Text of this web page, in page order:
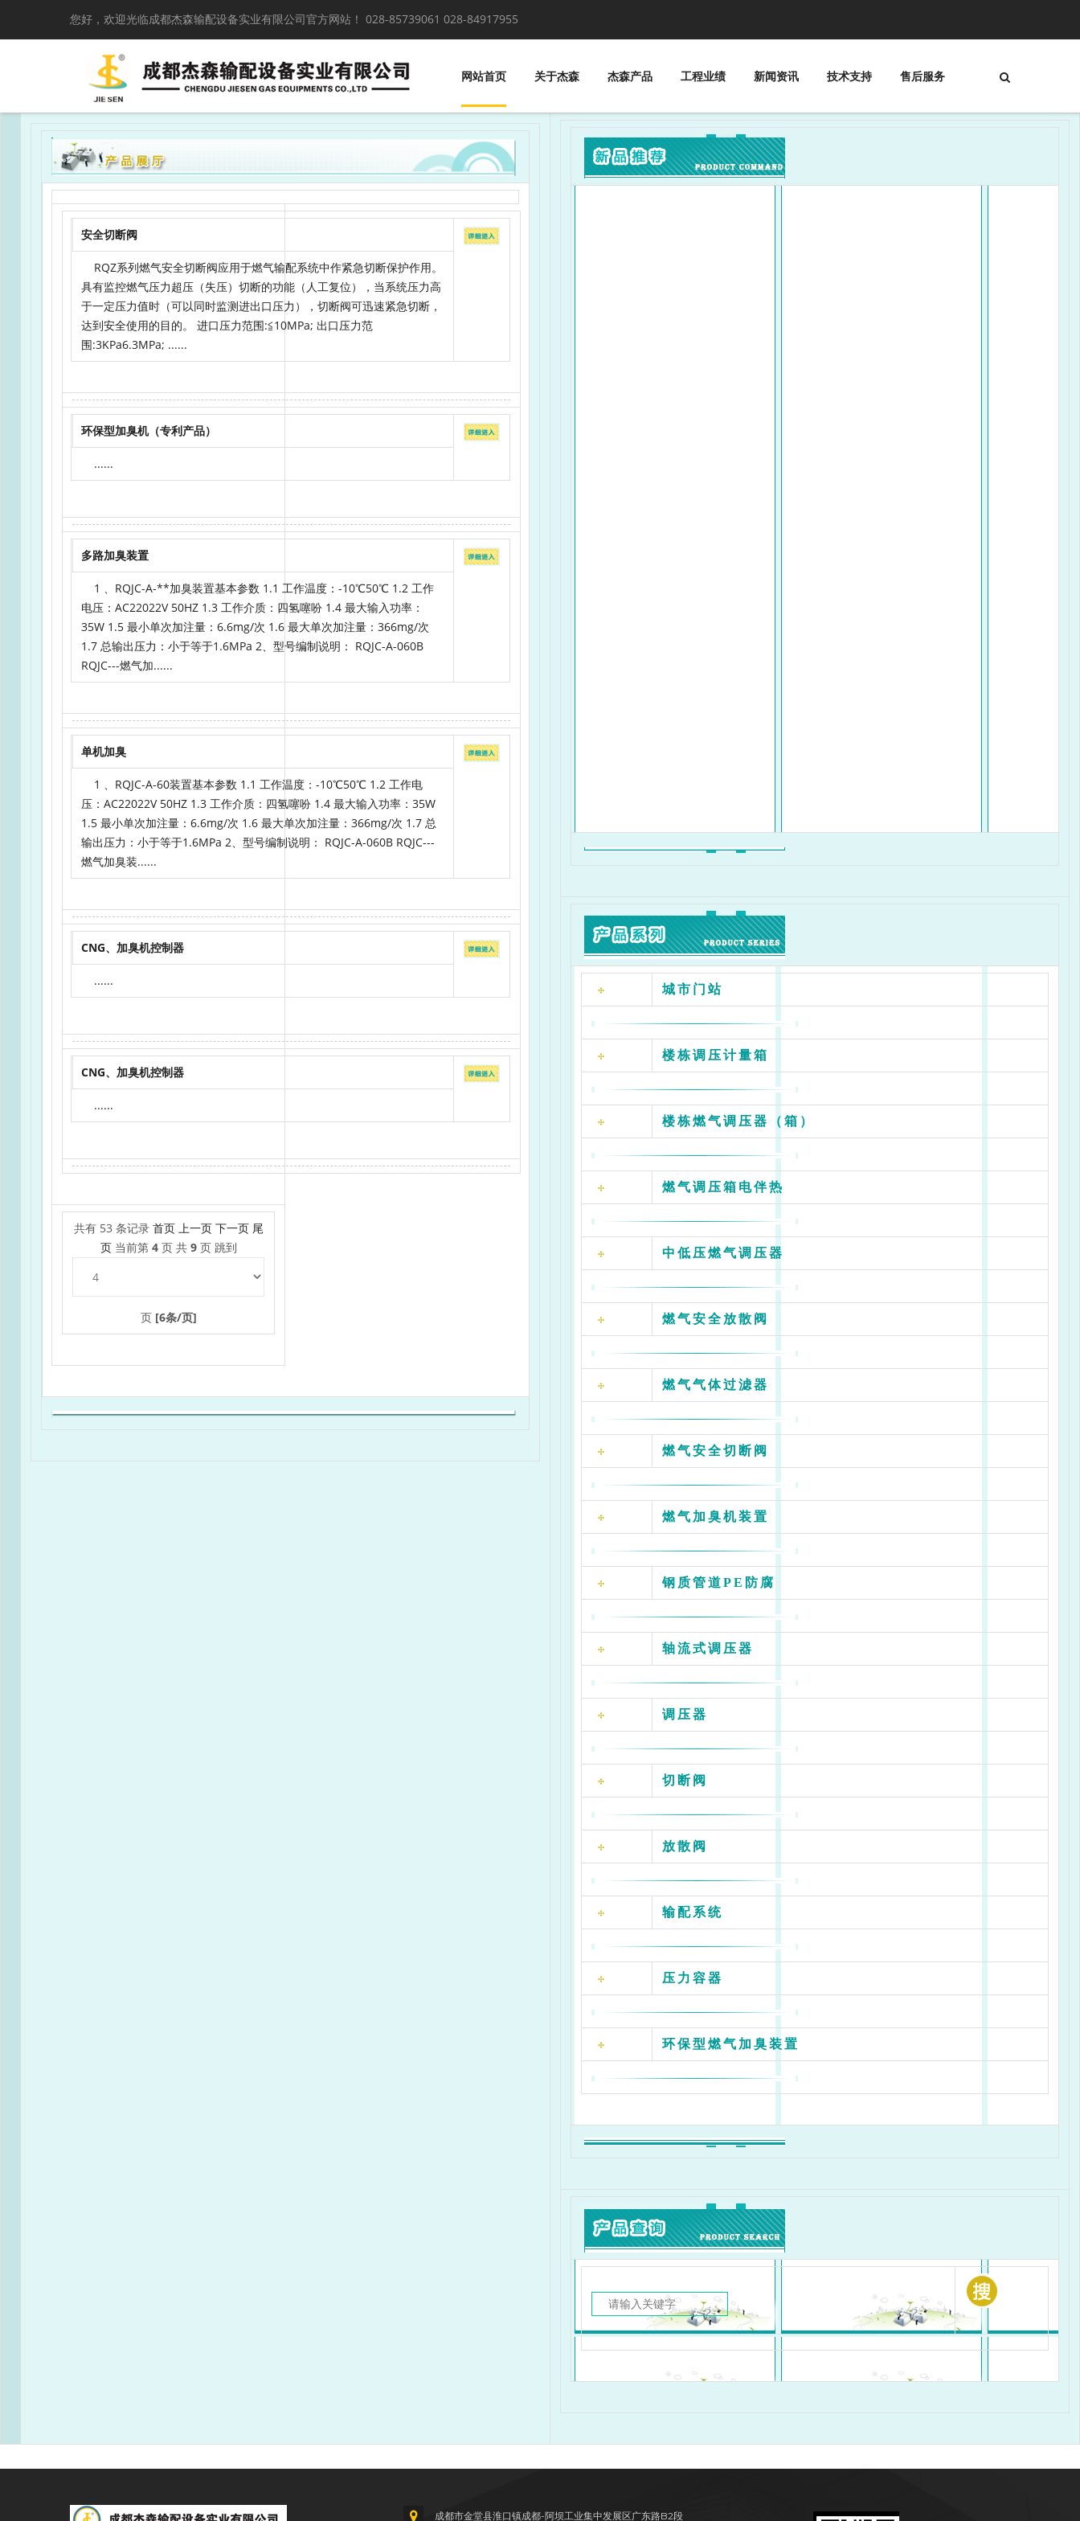
您好，欢迎光临成都杰森输配设备实业有限公司官方网站！ 028-85739061 028-84917955
网站首页 关于杰森 杰森产品 工程业绩 新闻资讯 技术支持 售后服务
安全切断阀
RQZ系列燃气安全切断阀应用于燃气输配系统中作紧急切断保护作用。
具有监控燃气压力超压（失压）切断的功能（人工复位），当系统压力高
于一定压力值时（可以同时监测进出口压力），切断阀可迅速紧急切断，
达到安全使用的目的。 进口压力范围:≦10MPa; 出口压力范
围:3KPa6.3MPa; ......
环保型加臭机（专利产品）
......
多路加臭装置
1 、RQJC-A-**加臭装置基本参数 1.1 工作温度：-10℃50℃ 1.2 工作
电压：AC22022V 50HZ 1.3 工作介质：四氢噻吩 1.4 最大输入功率：
35W 1.5 最小单次加注量：6.6mg/次 1.6 最大单次加注量：366mg/次
1.7 总输出压力：小于等于1.6MPa 2、型号编制说明： RQJC-A-060B
RQJC---燃气加......
单机加臭
1 、RQJC-A-60装置基本参数 1.1 工作温度：-10℃50℃ 1.2 工作电
压：AC22022V 50HZ 1.3 工作介质：四氢噻吩 1.4 最大输入功率：35W
1.5 最小单次加注量：6.6mg/次 1.6 最大单次加注量：366mg/次 1.7 总
输出压力：小于等于1.6MPa 2、型号编制说明： RQJC-A-060B RQJC---
燃气加臭装......
CNG、加臭机控制器
......
CNG、加臭机控制器
......
共有 53 条记录 首页 上一页 下一页 尾
页当前第 4页 共 9页 跳到
页 [6条/页]
城市门站
楼栋调压计量箱
楼栋燃气调压器（箱）
燃气调压箱电伴热
中低压燃气调压器
燃气安全放散阀
燃气气体过滤器
燃气安全切断阀
燃气加臭机装置
钢质管道PE防腐
轴流式调压器
调压器
切断阀
放散阀
输配系统
压力容器
环保型燃气加臭装置
成都杰森成立于2002年9月，注册资本
成都市金堂县淮口镇成都-阿坝工业集中发展区广东路B2段